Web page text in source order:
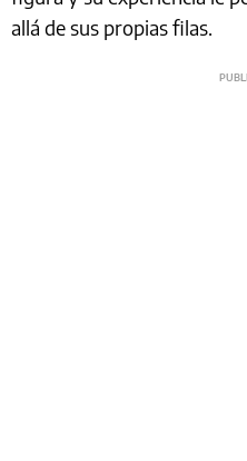
allá de sus propias filas.